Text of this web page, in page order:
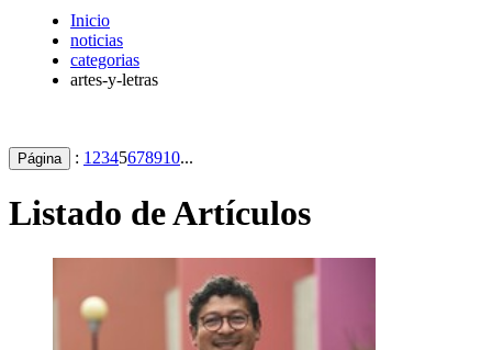
Inicio
noticias
categorias
artes-y-letras
Página : 1 2345678910...
Listado de Artículos